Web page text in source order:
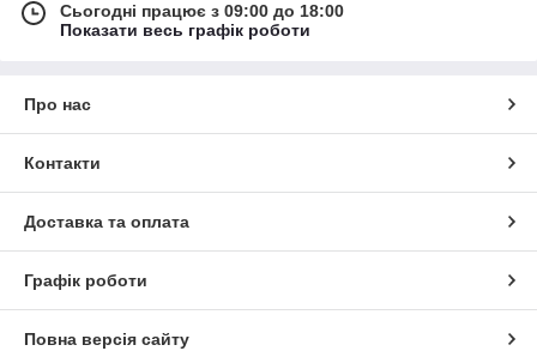
Сьогодні працює з 09:00 до 18:00
Показати весь графік роботи
Про нас
Контакти
Доставка та оплата
Графік роботи
Повна версія сайту